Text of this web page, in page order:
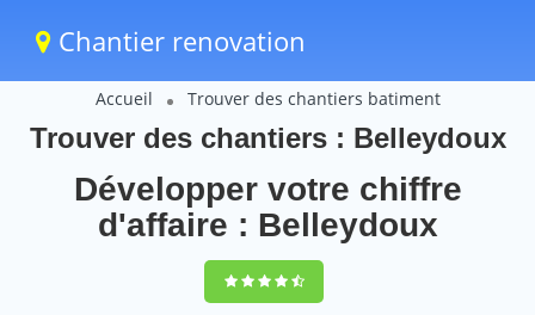
Chantier renovation
Accueil Trouver des chantiers batiment
Trouver des chantiers : Belleydoux
Développer votre chiffre
d'affaire : Belleydoux